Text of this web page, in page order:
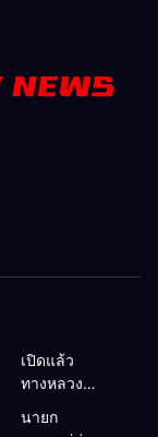
เปิดแล้ว
ทางหลวง
ตามปกติ หลัง
นายก